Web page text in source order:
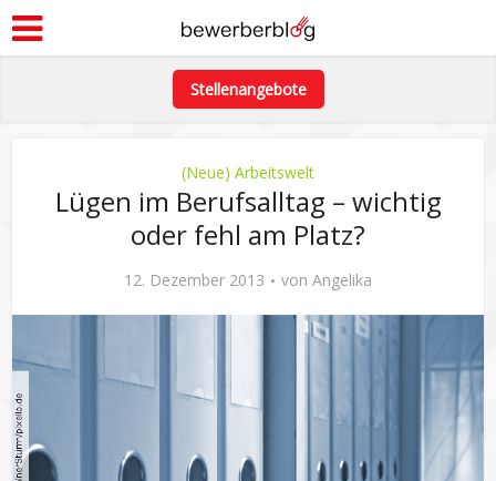
Stellenangebote
(Neue) Arbeitswelt
Lügen im Berufsalltag – wichtig
oder fehl am Platz?
12. Dezember 2013 von Angelika